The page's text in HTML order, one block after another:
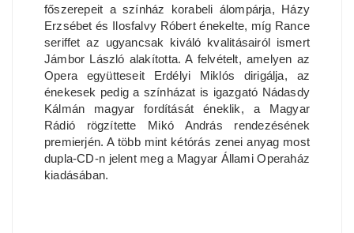
főszerepeit a színház korabeli álompárja, Házy
Erzsébet és Ilosfalvy Róbert énekelte, míg Rance
seriffet az ugyancsak kiváló kvalitásairól ismert
Jámbor László alakította. A felvételt, amelyen az
Opera együtteseit Erdélyi Miklós dirigálja, az
énekesek pedig a színházat is igazgató Nádasdy
Kálmán magyar fordítását éneklik, a Magyar
Rádió rögzítette Mikó András rendezésének
premierjén. A több mint kétórás zenei anyag most
dupla-CD-n jelent meg a Magyar Állami Operaház
kiadásában.